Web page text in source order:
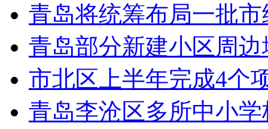
青岛将统筹布局一批市
青岛部分新建小区周
市北区上半年完成4个
青岛李沧区多所中小